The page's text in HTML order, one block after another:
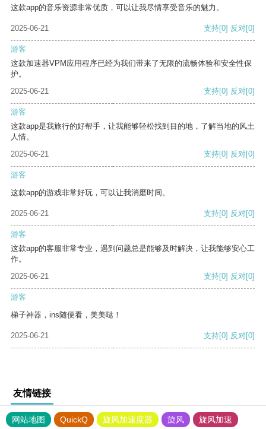
这款app的音乐资源非常优质，可以让我尽情享受音乐的魅力。
2025-06-21 支持[0] 反对[0]
游客
这款加速器VPM应用程序已经为我们带来了无限的流畅体验和安全性保
护。
2025-06-21
支持[0] 反对[0]
游客
这款app是我旅行的好帮手，让我能够轻松找到目的地，了解当地的风土
人情。
2025-06-21
支持[0] 反对[0]
游客
这款app的游戏非常好玩，可以让我消磨时间。
2025-06-21 支持[0] 反对[0]
游客
这款app的客服非常专业，遇到问题总是能够及时解决，让我能够安心工
作。
2025-06-21
支持[0] 反对[0]
游客
梯子神器，ins随便看，美美哒！
2025-06-21 支持[0] 反对[0]
友情链接
网站地图 QuickQ 旋风加速度器 旋风 旋风加速